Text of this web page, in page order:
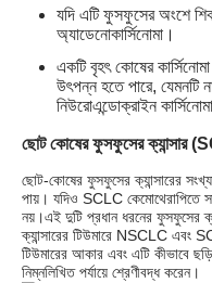
যদি এটি ফুসফুসের অংশে
অ্যাডেনোকার্সিনোমা।
একটি বৃহৎ কোষের
উৎপন্ন হতে পারে, যেমনটি
নিউরোএন্ডোক্রাইন
ছোট কোষের ফুসফুসের ক্যান্সার
ছোট-কোষের ফুসফুসের ক্যান্সারের
পায়। যদিও SCLC কেমোথেরাপিতে
নয়।এই দুটি প্রধান ধরনের ফুসফুসের
ক্যান্সারের টিউমারে NSCLC
টিউমারের আকার এবং এটি কীভাবে
নিম্নলিখিত পর্যায়ে শ্রেণীবদ্ধ করেন।